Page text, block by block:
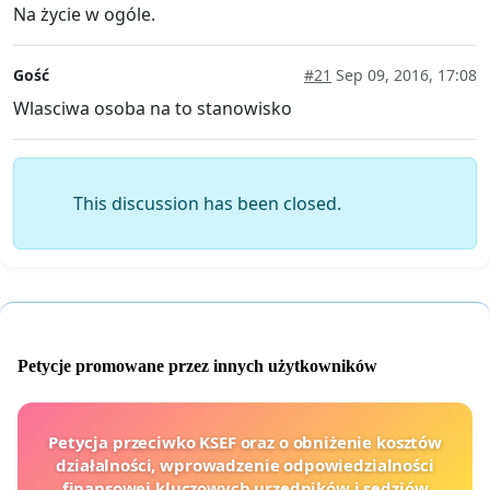
Na życie w ogóle.
Gość #21 Sep 09, 2016, 17:08
Wlasciwa osoba na to stanowisko
This discussion has been closed.
Petycje promowane przez innych użytkowników
Petycja przeciwko KSEF oraz o obniżenie kosztów
działalności, wprowadzenie odpowiedzialności